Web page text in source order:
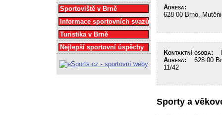
Adresa:
628 00 Brno,
Kontaktní osoba:
Adresa: 628 00
11/42
Sporty a
Sportoviště v Brně
Informace sportovních svazů
Turistika v Brně
Nejlepší sportovní úspěchy